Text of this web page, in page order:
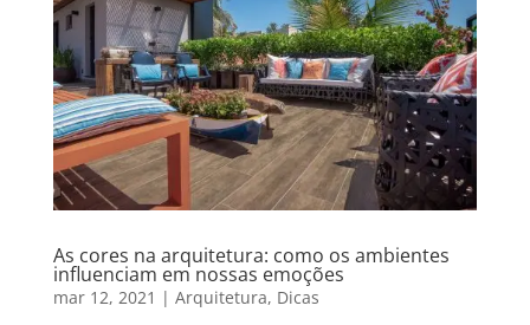
As cores na arquitetura: como os ambientes
influenciam em nossas emoções
mar 12, 2021 | Arquitetura, Dicas